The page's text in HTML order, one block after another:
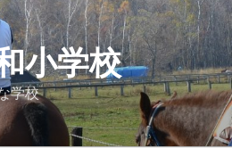
小学校
学校